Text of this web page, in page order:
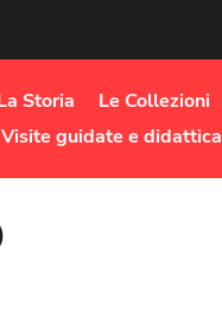
Storia Le Collezioni
Visite guidate e didattica